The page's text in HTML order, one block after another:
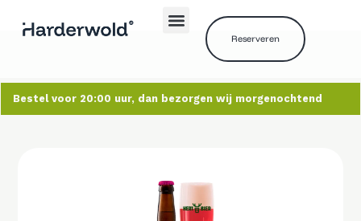
Reserveren
Bestel voor 20:00 uur, dan bezorgen wij morgenochtend